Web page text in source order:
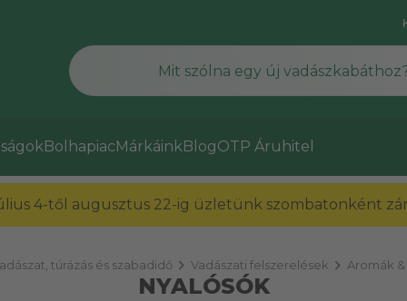
BolhapiacMárkáinkBlogOTP Áruhitel
4-től augusztus 22-ig üzletünk szombatonként
túrázás és szabadidő chevron_right Vadászati felszerelések chevron_right Aromák &
NYALÓSÓK